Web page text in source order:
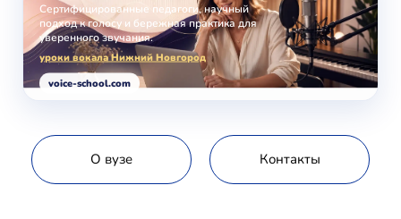
Сертифицированные педагоги, научный
подход к голосу и бережная практика для
уверенного звучания.
уроки вокала Нижний Новгород
voice-school.com
О вузе Контакты